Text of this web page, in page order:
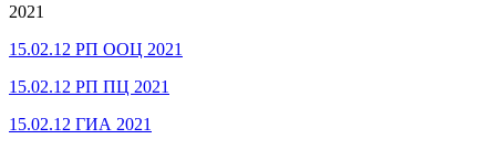
2021
15.02.12 РП ООЦ 2021
15.02.12 РП ПЦ 2021
15.02.12 ГИА 2021